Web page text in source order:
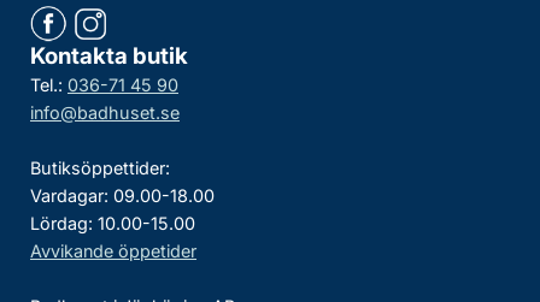
Kontakta butik
Tel.: 036-71 45 90
info@badhuset.se
Butiksöppettider:
Vardagar: 09.00-18.00
Lördag: 10.00-15.00
Avvikande öppetider